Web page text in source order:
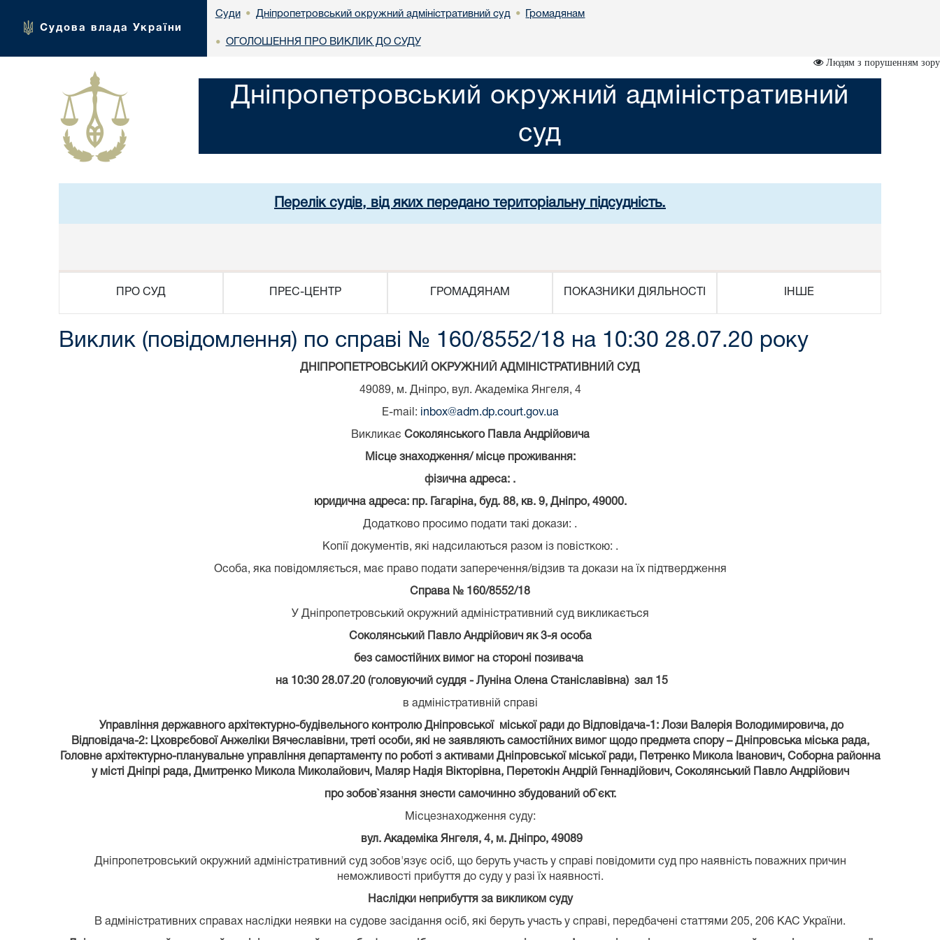
Судова влада України
Суди • Дніпропетровський окружний адміністративний суд • Громадянам
• ОГОЛОШЕННЯ ПРО ВИКЛИК ДО СУДУ
Людям з порушенням зору
Дніпропетровський окружний адміністративний
суд
Перелік судів, від яких передано територіальну підсудність.
ПРО СУД ПРЕС-ЦЕНТР ГРОМАДЯНАМ ПОКАЗНИКИ ДІЯЛЬНОСТІ ІНШЕ
Виклик (повідомлення) по справі № 160/8552/18 на 10:30 28.07.20 року
ДНІПРОПЕТРОВСЬКИЙ ОКРУЖНИЙ АДМІНІСТРАТИВНИЙ СУД
49089, м. Дніпро, вул. Академіка Янгеля, 4
E-mail: inbox@adm.dp.court.gov.ua
Викликає Соколянського Павла Андрійовича
Місце знаходження/ місце проживання:
фізична адреса: .
юридична адреса: пр. Гагаріна, буд. 88, кв. 9, Дніпро, 49000.
Додатково просимо подати такі докази: .
Копії документів, які надсилаються разом із повісткою: .
Особа, яка повідомляється, має право подати заперечення/відзив та докази на їх підтвердження
Справа № 160/8552/18
У Дніпропетровський окружний адміністративний суд викликається
Соколянський Павло Андрійович як 3-я особа
без самостійних вимог на стороні позивача
на 10:30 28.07.20 (головуючий суддя - Луніна Олена Станіславівна) зал 15
в адміністративній справі
Управління державного архітектурно-будівельного контролю Дніпровської міської ради до Відповідача-1: Лози Валерія Володимировича, до
Відповідача-2: Цховрєбової Анжеліки Вячеславівни, треті особи, які не заявляють самостійних вимог щодо предмета спору – Дніпровська міська рада,
Головне архітектурно-планувальне управління департаменту по роботі з активами Дніпровської міської ради, Петренко Микола Іванович, Соборна районна
у місті Дніпрі рада, Дмитренко Микола Миколайович, Маляр Надія Вікторівна, Перетокін Андрій Геннадійович, Соколянський Павло Андрійович
про зобов`язання знести самочинно збудований об`єкт.
Місцезнаходження суду:
вул. Академіка Янгеля, 4, м. Дніпро, 49089
Дніпропетровський окружний адміністративний суд зобов'язує осіб, що беруть участь у справі повідомити суд про наявність поважних причин
неможливості прибуття до суду у разі їх наявності.
Наслідки неприбуття за викликом суду
В адміністративних справах наслідки неявки на судове засідання осіб, які беруть участь у справі, передбачені статтями 205, 206 КАС України.